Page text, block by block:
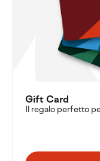
Gift Card
Il regalo perfetto